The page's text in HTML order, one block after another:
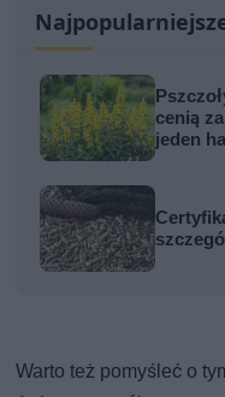
cenią
jeden
Warto też pomyśleć o